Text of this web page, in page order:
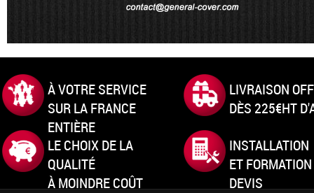
À VOTRE SERVICE
SUR LA FRANCE
ENTIÈRE
LIVRAISON
DÈS 225€HT
LE CHOIX DE LA
QUALITÉ
À MOINDRE COÛT
INSTALLATION
ET
DEVIS